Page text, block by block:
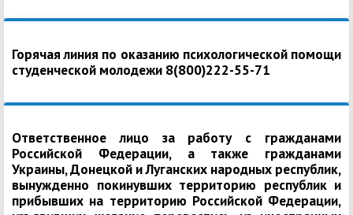
Горячая линия по оказанию психологической помощи
студенческой молодежи 8(800)222-55-71
Ответственное лицо за работу с гражданами
Российской Федерации, а также гражданами
Украины, Донецкой и Луганских народных республик,
вынужденно покинувших территорию республик и
прибывших на территорию Российской Федерации,